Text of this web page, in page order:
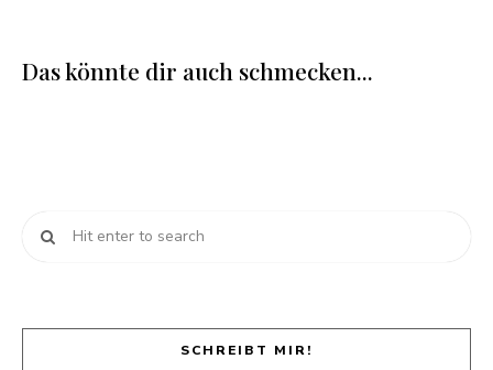
Das könnte dir auch schmecken...
SCHREIBT MIR!